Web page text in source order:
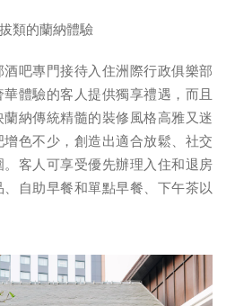
類的蘭納體驗
吧專門接待入住洲際行政俱樂部
體驗的客人提供獨享禮遇，而且
納傳統精髓的裝修風格高雅又迷
色不少，創造出適合放鬆、社交
客人可享受優先辦理入住和退房
自助早餐和單點早餐、下午茶以